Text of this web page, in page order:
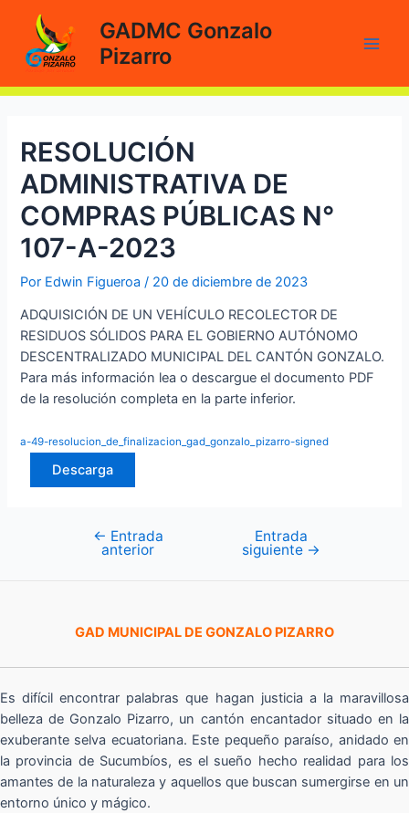
contenido
GADMC Gonzalo
Pizarro
RESOLUCIÓN
ADMINISTRATIVA DE
COMPRAS PÚBLICAS N°
107-A-2023
Por Edwin Figueroa/ 20 de diciembre de 2023
ADQUISICIÓN DE UN VEHÍCULO RECOLECTOR DE
RESIDUOS SÓLIDOS PARA EL GOBIERNO AUTÓNOMO
DESCENTRALIZADO MUNICIPAL DEL CANTÓN GONZALO.
Para más información lea o descargue el documento PDF
de la resolución completa en la parte inferior.
a-49-resolucion_de_finalizacion_gad_gonzalo_pizarro-signed
Descarga
Navegación
← Entrada
anterior
Entrada
siguiente →
GAD MUNICIPAL DE GONZALO PIZARRO
Es difícil encontrar palabras que hagan justicia a la maravillosa
belleza de Gonzalo Pizarro, un cantón encantador situado en la
exuberante selva ecuatoriana. Este pequeño paraíso, anidado en
la provincia de Sucumbíos, es el sueño hecho realidad para los
amantes de la naturaleza y aquellos que buscan sumergirse en un
entorno único y mágico.